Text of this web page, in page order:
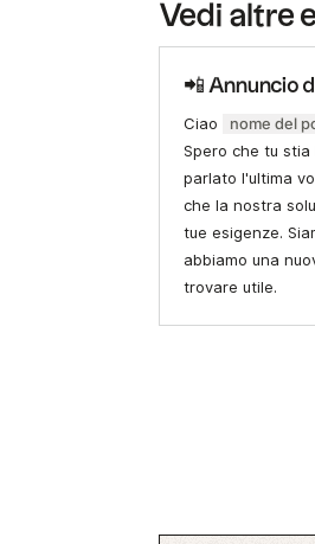
Vedi altre
📲 Annuncio
Ciao nome del
Spero che tu stia
parlato l'ultima
che la nostra
tue esigenze.
abbiamo una
trovare utile.